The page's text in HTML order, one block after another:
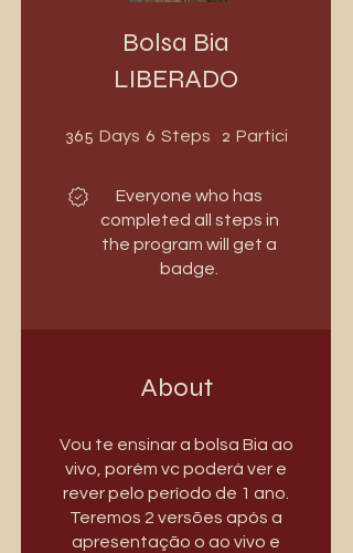
Bolsa Bia
LIBERADO
365 Days 365 Days
6 Steps 6 Steps
2 Participants
Everyone who has
completed all steps in
the program will get a
badge.
About
Vou te ensinar a bolsa Bia ao
vivo, porém vc poderá ver e
rever pelo período de 1 ano.
Teremos 2 versões após a
apresentação o ao vivo e